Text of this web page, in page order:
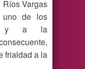
Vargas
de los
y a la
frialdad a la